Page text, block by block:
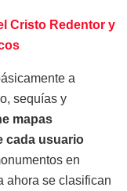
Cristo Redentor y
a
sequías y
mapas
cada usuario
en
ahora se clasifican